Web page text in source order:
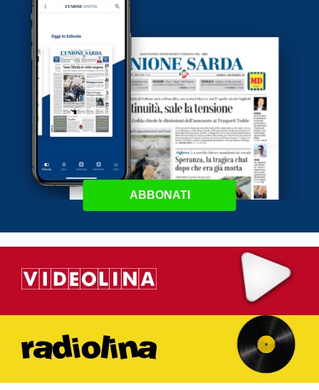
ABBONATI